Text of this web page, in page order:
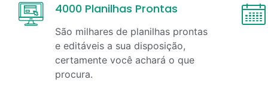
4000 Planilhas Prontas
São milhares de planilhas prontas
e editáveis a sua disposição,
certamente você achará o que
procura.